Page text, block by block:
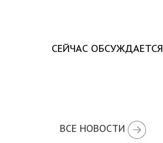
СЕЙЧАС ОБСУЖДАЕТСЯ
ВСЕ НОВОСТИ